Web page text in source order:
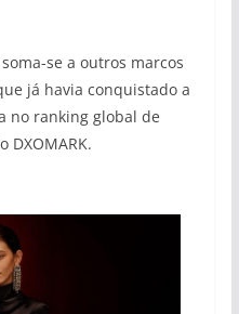
se a outros marcos
já havia conquistado a
no ranking global de
DXOMARK.